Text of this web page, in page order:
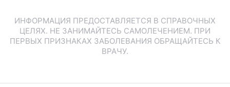
ИНФОРМАЦИЯ ПРЕДОСТАВЛЯЕТСЯ В СПРАВОЧНЫХ
ЦЕЛЯХ. НЕ ЗАНИМАЙТЕСЬ САМОЛЕЧЕНИЕМ. ПРИ
ПЕРВЫХ ПРИЗНАКАХ ЗАБОЛЕВАНИЯ ОБРАЩАЙТЕСЬ К
ВРАЧУ.